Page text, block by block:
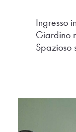
Ingresso
Giardino
Spazioso